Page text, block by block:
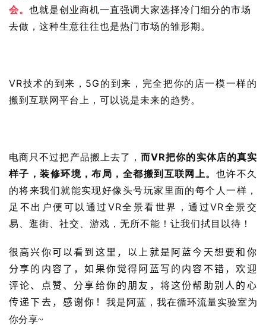
会。 也就是创业商机一直强调大家选择冷门细分的市场
去做，这种生意往往也是热门市场的雏形期。
VR技术的到来，5G的到来，完全把你的店一模一样的
搬到互联网平台上，可以说是未来的趋势。
电商只不过把产品搬上去了，而VR把你的实体店的真实
样子，装修环境，布局，全都搬到互联网上。 也许不久
的将来我们就能实现好像头号玩家里面的每个人一样，
足不出户便可以通过VR全景看世界，通过VR全景交
易、逛街、社交、游戏，无所不能！让我们拭目以待！
很高兴你可以看到这里，以上就是阿蓝今天想要和你
分享的内容了，如果你觉得阿蓝写的内容不错，欢迎
评论、点赞、分享给你的朋友，将这份帮助别人的心
传递下去，感谢你！
我是阿蓝，我在循环流量实验室为
你分享~